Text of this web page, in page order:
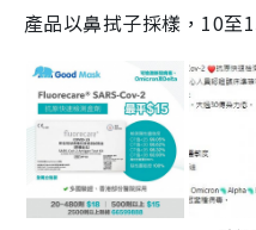
產品以鼻拭子採樣，10至